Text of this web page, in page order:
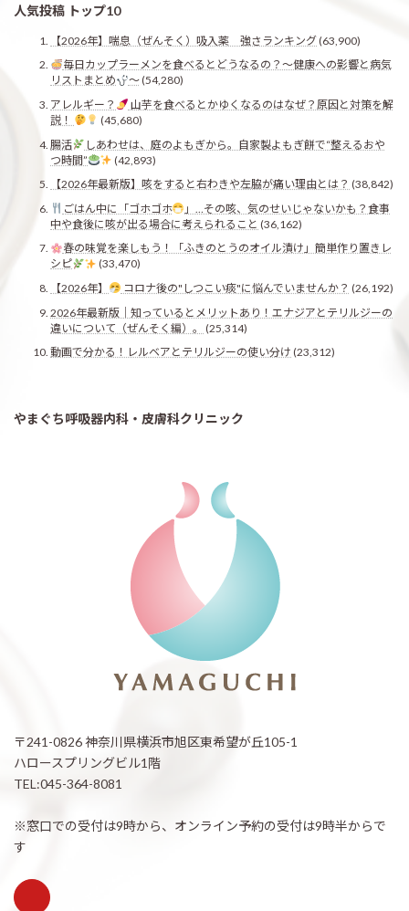
人気投稿 トップ10
【2026年】喘息（ぜんそく）吸入薬 強さランキング(63,900)
毎日カップラーメンを食べるとどうなるの？〜健康への影響と病気
リストまとめ
〜(54,280)
アレルギー？
山芋を食べるとかゆくなるのはなぜ？原因と対策を解
説！
(45,680)
腸活
しあわせは、庭のよもぎから。自家製よもぎ餅で“整えるおや
つ時間”
(42,893)
【2026年最新版】咳をすると右わきや左脇が痛い理由とは？ (38,842)
ごはん中に「ゴホゴホ
」…その咳、気のせいじゃないかも？食事
中や食後に咳が出る場合に考えられること (36,162)
春の味覚を楽しもう！「ふきのとうのオイル漬け」簡単作り置きレ
シピ
(33,470)
【2026年】
コロナ後の"しつこい痰"に悩んでいませんか？ (26,192)
2026年最新版｜知っているとメリットあり！エナジアとテリルジーの
違いについて（ぜんそく編）。
(25,314)
動画で分かる！レルベアとテリルジーの使い分け (23,312)
やまぐち呼吸器内科・皮膚科クリニック
〒241-0826 神奈川県横浜市旭区東希望が丘105-1
ハロースプリングビル1階
TEL:045-364-8081
※窓口での受付は9時から、オンライン予約の受付は9時半からで
す